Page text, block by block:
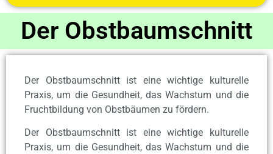
Der Obstbaumschnitt
Der Obstbaumschnitt ist eine wichtige kulturelle
Praxis, um die Gesundheit, das Wachstum und die
Fruchtbildung von Obstbäumen zu fördern.
Der Obstbaumschnitt ist eine wichtige kulturelle
Praxis, um die Gesundheit, das Wachstum und die